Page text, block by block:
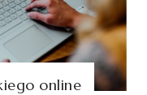
online